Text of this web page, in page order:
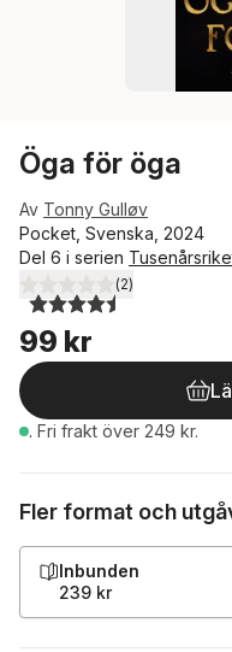
Öga för öga
Av Tonny Gulløv
Pocket, Svenska, 2024
Del 6 i serien
4,5utav 5 stjärnor. Totalt
(2)
99 kr
. Fri frakt över 249 kr.
Fler format och
Inbunden
239 kr